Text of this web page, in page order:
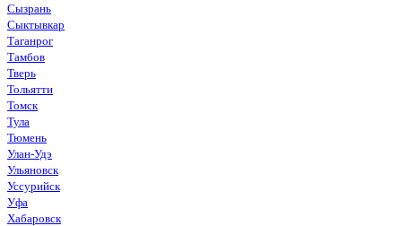
Сызрань
Сыктывкар
Таганрог
Тамбов
Тверь
Тольятти
Томск
Тула
Тюмень
Улан-Удэ
Ульяновск
Уссурийск
Уфа
Хабаровск